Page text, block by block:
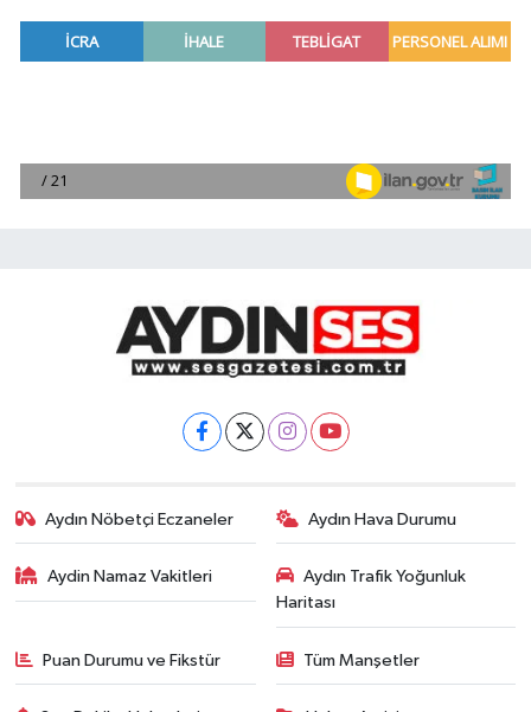
Aydın Nöbetçi Eczaneler Aydın Hava Durumu
Aydin Namaz Vakitleri
Aydın Trafik Yoğunluk
Haritası
Puan Durumu ve Fikstür Tüm Manşetler